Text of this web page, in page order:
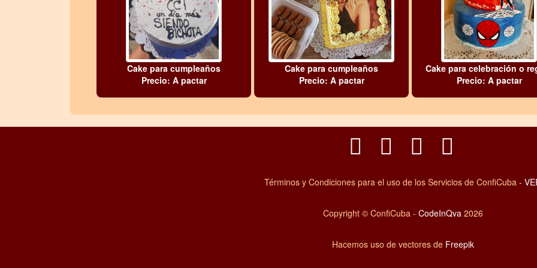
Cake para cumpleaños
Precio: A pactar
Cake para cumpleaños
Precio: A pactar
Cake para celebración o
Precio: A pactar
Términos y Condiciones para el uso de los Servicios de ConfiCuba -
Copyright © ConfiCuba - CodeInQva 2026
Hacemos uso de vectores de Freepik